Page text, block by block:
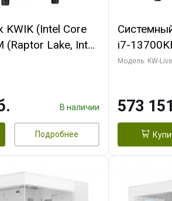
KWIK (Intel Core
(Raptor Lake, Intel
64 ГБ ОЗУ (2
В наличии
Подробнее
i7-
7, C16
Turbo/
Модель: KW-
573